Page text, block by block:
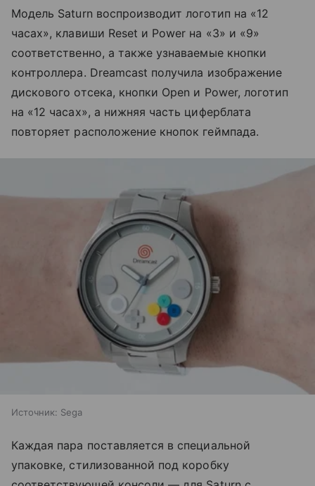
Модель Saturn воспроизводит логотип на «12
часах», клавиши Reset и Power на «3» и «9»
соответственно, а также узнаваемые кнопки
контроллера. Dreamcast получила изображение
дискового отсека, кнопки Open и Power, логотип
на «12 часах», а нижняя часть циферблата
повторяет расположение кнопок геймпада.
Источник: Sega
Каждая пара поставляется в специальной
упаковке, стилизованной под коробку